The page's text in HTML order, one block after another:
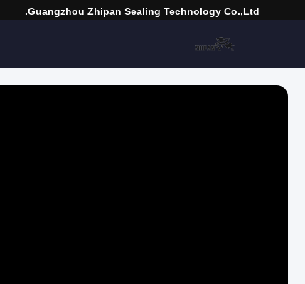
Guangzhou Zhipan Sealing Technology Co.,Ltd.